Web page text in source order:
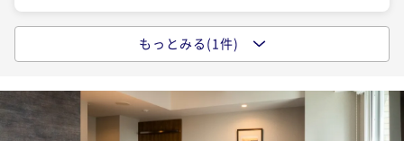
【スタンダードプラン】東京駅・品川駅・羽田空港か
朝食付き 現地決済可 事前決済可
IN 13:30 - 25:00 OUT11:00
ポイント即利用で最大5％OFF
もっとみる(1件)